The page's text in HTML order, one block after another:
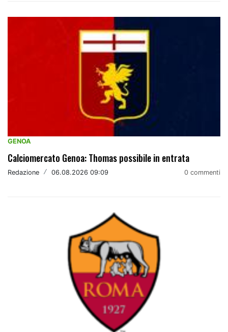
GENOA
Calciomercato Genoa: Thomas possibile in entrata
Redazione / 06.08.2026 09:09 0 commenti